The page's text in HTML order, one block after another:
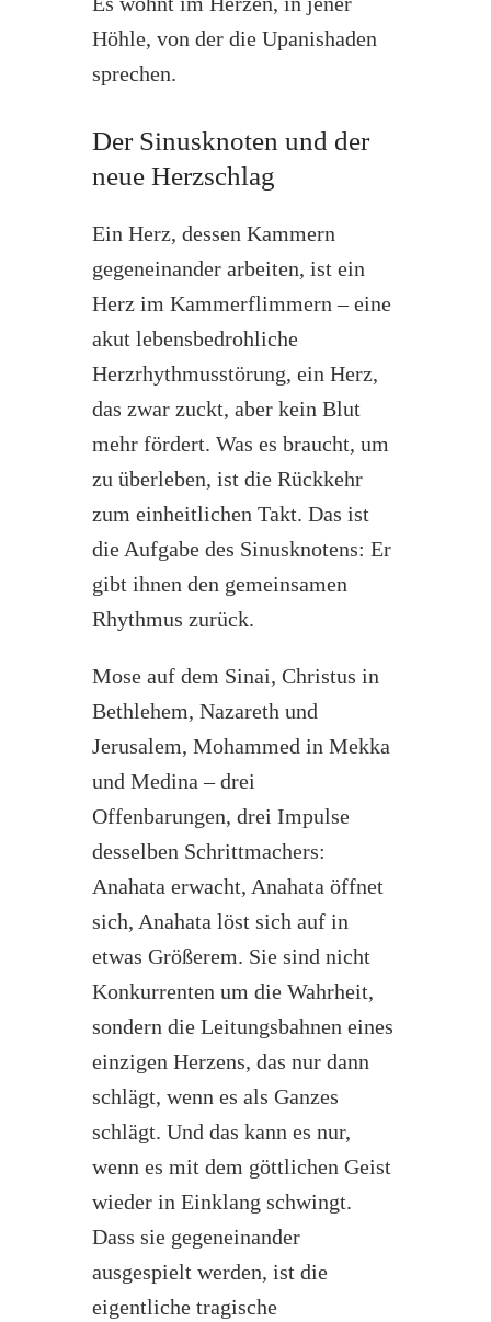
Höhle, von der die Upanishaden
sprechen.
Der Sinusknoten und der
neue Herzschlag
Ein Herz, dessen Kammern
gegeneinander arbeiten, ist ein
Herz im Kammerflimmern – eine
akut lebensbedrohliche
Herzrhythmusstörung, ein Herz,
das zwar zuckt, aber kein Blut
mehr fördert. Was es braucht, um
zu überleben, ist die Rückkehr
zum einheitlichen Takt. Das ist
die Aufgabe des Sinusknotens: Er
gibt ihnen den gemeinsamen
Rhythmus zurück.
Mose auf dem Sinai, Christus in
Bethlehem, Nazareth und
Jerusalem, Mohammed in Mekka
und Medina – drei
Offenbarungen, drei Impulse
desselben Schrittmachers:
Anahata erwacht, Anahata öffnet
sich, Anahata löst sich auf in
etwas Größerem. Sie sind nicht
Konkurrenten um die Wahrheit,
sondern die Leitungsbahnen eines
einzigen Herzens, das nur dann
schlägt, wenn es als Ganzes
schlägt. Und das kann es nur,
wenn es mit dem göttlichen Geist
wieder in Einklang schwingt.
Dass sie gegeneinander
ausgespielt werden, ist die
eigentliche tragische